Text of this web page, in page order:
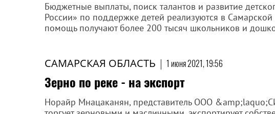
Бюджетные выплаты, поиск талантов и развитие
России» по поддержке детей реализуются в
помощь получают более 200 тысяч школьников и
САМАРСКАЯ ОБЛАСТЬ | 1 июня 2021, 19:56
Зерно по реке - на экспорт
Норайр Мнацаканян, представитель ООО